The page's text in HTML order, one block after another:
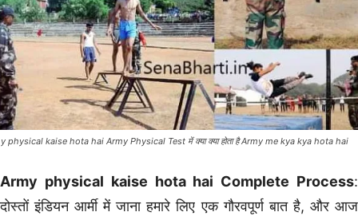
physical kaise hota hai Army Physical Test में क्या क्या होता है Army me kya kya hota hai
Army physical kaise hota hai Complete Process:
दोस्तों इंडियन आर्मी में जाना हमारे लिए एक गौरवपूर्ण बात है, और आज